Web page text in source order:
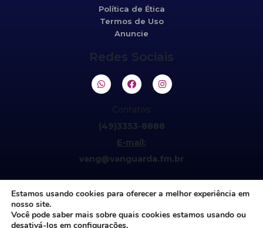
Política de Ética
Termos de Uso
Anuncie
Redes Sociais
Contatos:
(49)3353-8888
E-mail:
vang@vanguarda.fm.br
Estamos usando cookies para oferecer a melhor experiência em
nosso site.
Você pode saber mais sobre quais cookies estamos usando ou
desativá-los em configurações.